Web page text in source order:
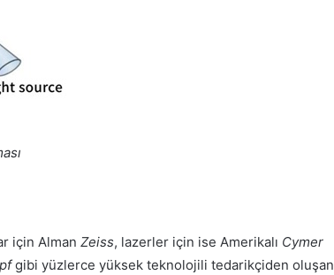
için Alman Zeiss, lazerler için ise Amerikalı Cymer
gibi yüzlerce yüksek teknolojili tedarikçiden oluşan